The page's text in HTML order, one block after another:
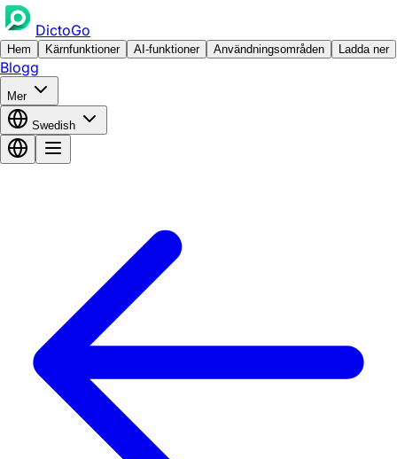
DictoGo
Hem Kärnfunktioner AI-funktioner Användningsområden Ladda ner
Blogg
Mer
Swedish